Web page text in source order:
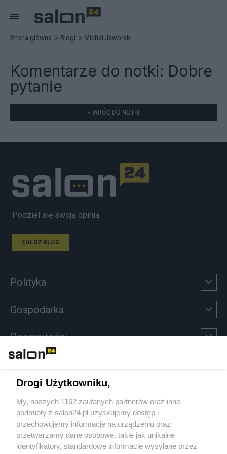
Strona główna Blogi Michał Jaworski
Komentarze do notki: Dobre
pytanie
« WRÓĆ DO NOTKI
Podziel się swoją opinią
ZAŁÓŻ BLOG
Polityka
Gospodarka
Rozmaitości
Sport
Społeczeństwo
Kultura
Drogi Użytkowniku,
My, naszych 1162 zaufanych partnerów oraz inne
podmioty z salon24.pl uzyskujemy dostęp i
przechowujemy informacje na urządzeniu oraz
przetwarzamy dane osobowe, takie jak unikalne
identyfikatory, standardowe informacje wysyłane przez